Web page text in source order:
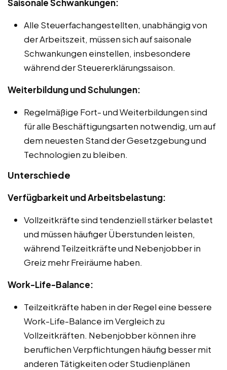
Saisonale Schwankungen:
Alle Steuerfachangestellten, unabhängig von
der Arbeitszeit, müssen sich auf saisonale
Schwankungen einstellen, insbesondere
während der Steuererklärungssaison.
Weiterbildung und Schulungen:
Regelmäßige Fort- und Weiterbildungen sind
für alle Beschäftigungsarten notwendig, um auf
dem neuesten Stand der Gesetzgebung und
Technologien zu bleiben.
Unterschiede
Verfügbarkeit und Arbeitsbelastung:
Vollzeitkräfte sind tendenziell stärker belastet
und müssen häufiger Überstunden leisten,
während Teilzeitkräfte und Nebenjobber in
Greiz mehr Freiräume haben.
Work-Life-Balance:
Teilzeitkräfte haben in der Regel eine bessere
Work-Life-Balance im Vergleich zu
Vollzeitkräften. Nebenjobber können ihre
beruflichen Verpflichtungen häufig besser mit
anderen Tätigkeiten oder Studienplänen